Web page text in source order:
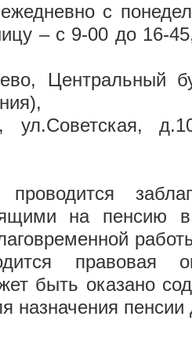
с
– с 9-00 до 16-
Центральный
ул.Советская,
на пенсию
правовая
быть оказано
назначения пенсии